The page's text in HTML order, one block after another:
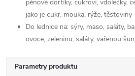
pěnové dortíky, cukroví, vdolečky,
jako je cukr, mouka, rýže, těstoviny
Do lednice na: sýry, maso, saláty,
ovoce, zeleninu, saláty, vařenou
Parametry produktu